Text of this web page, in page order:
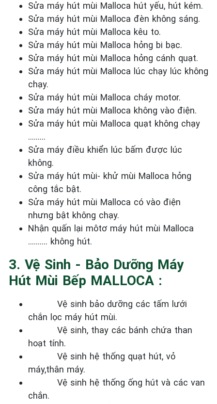
Sửa máy hút mùi Malloca hút yếu, hút kém.
Sửa máy hút mùi Malloca đèn không sáng.
Sửa máy hút mùi Malloca kêu to.
Sửa máy hút mùi Malloca hỏng bi bạc.
Sửa máy hút mùi Malloca hỏng cánh quạt.
Sửa máy hút mùi Malloca lúc chạy lúc không
chạy.
Sửa máy hút mùi Malloca cháy motor.
Sửa máy hút mùi Malloca không vào điện.
Sửa máy hút mùi Malloca quạt không chạy
………
Sửa máy điều khiển lúc bấm được lúc
không.
Sửa máy hút mùi- khử mùi Malloca hỏng
công tắc bật.
Sửa máy hút mùi Malloca có vào điện
nhưng bật không chạy.
Nhận quấn lại môtơ máy hút mùi Malloca
………. không hút.
3. Vệ Sinh - Bảo Dưỡng Máy
Hút Mùi Bếp MALLOCA :
Vệ sinh bảo dưỡng các tấm lưới
chắn lọc máy hút mùi.
Vệ sinh, thay các bánh chứa than
hoạt tính.
Vệ sinh hệ thống quạt hút, vỏ
máy,thân máy.
Vệ sinh hệ thống ống hút và các van
chắn.